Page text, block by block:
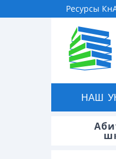
Ресурсы
НАШ